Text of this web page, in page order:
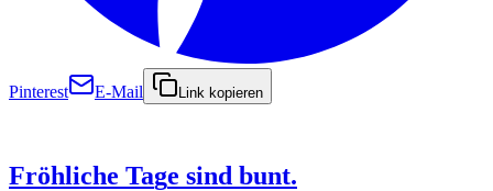
Pinterest E-Mail Link kopieren
Fröhliche Tage sind bunt.